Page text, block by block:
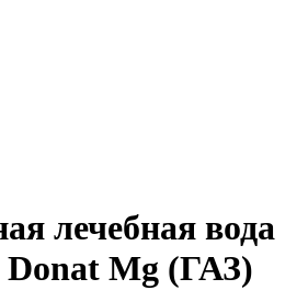
лечебная вода
Mg (ГАЗ)